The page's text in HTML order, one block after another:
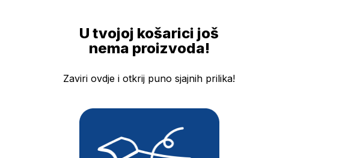
U tvojoj košarici još
nema proizvoda!
Zaviri ovdje i otkrij puno sjajnih prilika!